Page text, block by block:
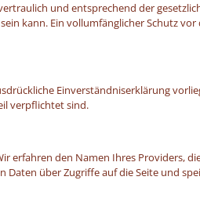
und entsprechend der
kann. Ein vollumfänglicher Schutz
Einverständniserklärung
verpflichtet sind.
erfahren den Namen Ihres Providers,
über Zugriffe auf die Seite und